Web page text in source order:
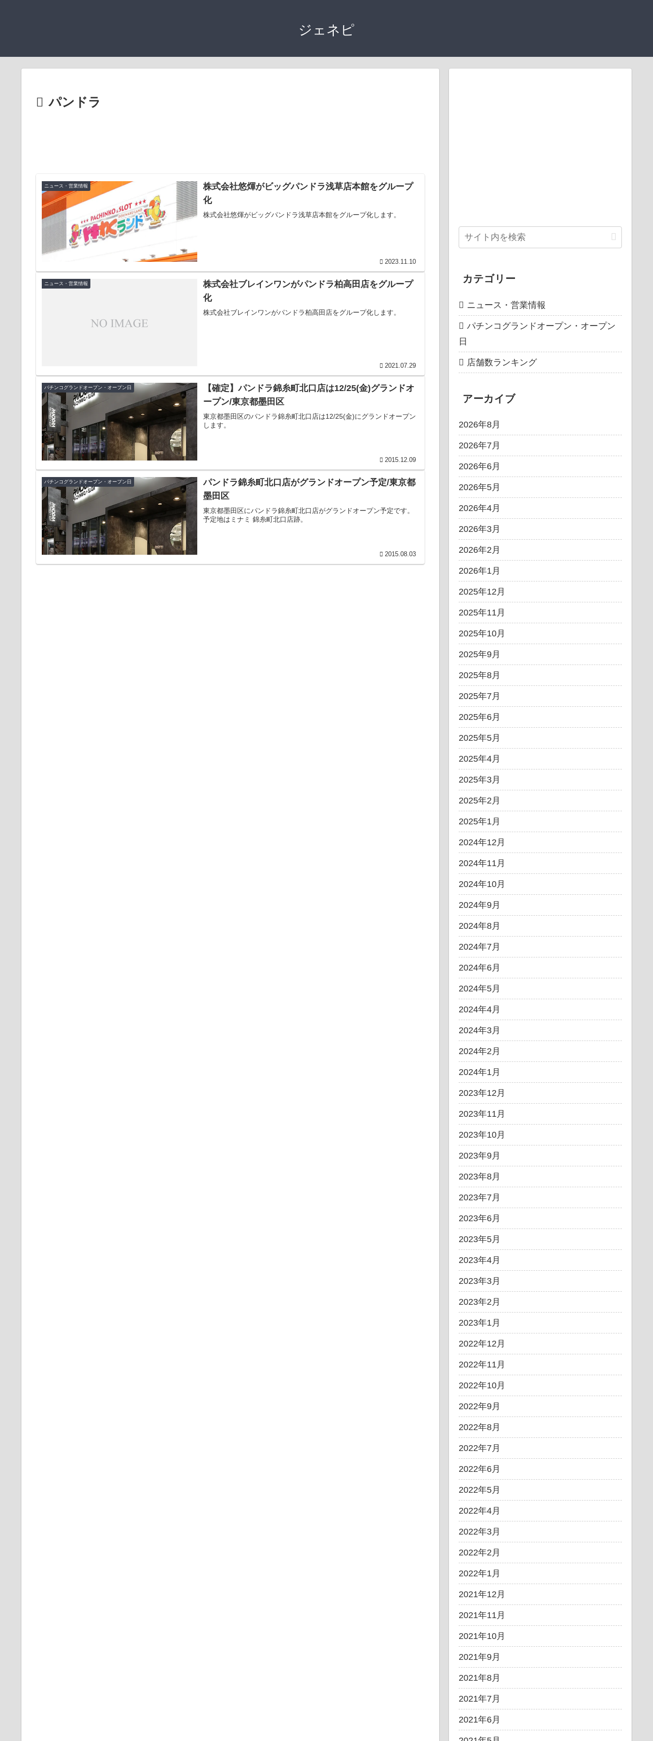
ジェネピ
パンドラ
ニュース・営業情報
株式会社悠煇がビッグパンドラ浅草店本館をグループ
化
株式会社悠煇がビッグパンドラ浅草店本館をグループ化します。
2023.11.10
ニュース・営業情報
株式会社ブレインワンがパンドラ柏高田店をグループ
化
株式会社ブレインワンがパンドラ柏高田店をグループ化します。
2021.07.29
パチンコグランドオープン・オープン日
【確定】パンドラ錦糸町北口店は12/25(金)グランドオ
ープン/東京都墨田区
東京都墨田区のパンドラ錦糸町北口店は12/25(金)にグランドオープン
します。
2015.12.09
パチンコグランドオープン・オープン日
パンドラ錦糸町北口店がグランドオープン予定/東京都
墨田区
東京都墨田区にパンドラ錦糸町北口店がグランドオープン予定です。
予定地はミナミ 錦糸町北口店跡。
2015.08.03
カテゴリー
ニュース・営業情報
パチンコグランドオープン・オープン
日
店舗数ランキング
アーカイブ
2026年8月
2026年7月
2026年6月
2026年5月
2026年4月
2026年3月
2026年2月
2026年1月
2025年12月
2025年11月
2025年10月
2025年9月
2025年8月
2025年7月
2025年6月
2025年5月
2025年4月
2025年3月
2025年2月
2025年1月
2024年12月
2024年11月
2024年10月
2024年9月
2024年8月
2024年7月
2024年6月
2024年5月
2024年4月
2024年3月
2024年2月
2024年1月
2023年12月
2023年11月
2023年10月
2023年9月
2023年8月
2023年7月
2023年6月
2023年5月
2023年4月
2023年3月
2023年2月
2023年1月
2022年12月
2022年11月
2022年10月
2022年9月
2022年8月
2022年7月
2022年6月
2022年5月
2022年4月
2022年3月
2022年2月
2022年1月
2021年12月
2021年11月
2021年10月
2021年9月
2021年8月
2021年7月
2021年6月